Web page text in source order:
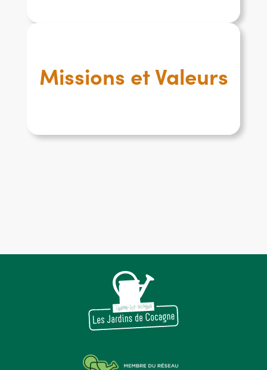
Missions et Valeurs